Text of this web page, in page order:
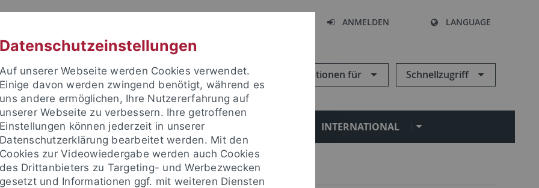
ANMELDEN LANGUAGE
Informationen für Schnellzugriff
FORSCHUNG EINRICHTUNGEN INTERNATIONAL
Datenschutzeinstellungen
Auf unserer Webseite werden Cookies verwendet.
Einige davon werden zwingend benötigt, während es
uns andere ermöglichen, Ihre Nutzererfahrung auf
unserer Webseite zu verbessern. Ihre getroffenen
Einstellungen können jederzeit in unserer
Datenschutzerklärung bearbeitet werden. Mit den
Cookies zur Videowiedergabe werden auch Cookies
des Drittanbieters zu Targeting- und Werbezwecken
gesetzt und Informationen ggf. mit weiteren Diensten